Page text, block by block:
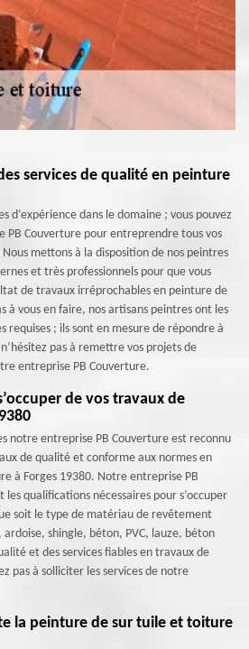
services de qualité en peinture
d’expérience dans le domaine ; vous pouvez
PB Couverture pour entreprendre tous vos
mettons à la disposition de nos peintres
et très professionnels pour que vous
de travaux irréprochables en peinture de
à vous en faire, nos artisans peintres ont les
requises ; ils sont en mesure de répondre à
pas à remettre vos projets de
entreprise PB Couverture.
de vos travaux de
notre entreprise PB Couverture est reconnu
de qualité et conforme aux normes en
à Forges 19380. Notre entreprise PB
qualifications nécessaires pour s’occuper
soit le type de matériau de revêtement
shingle, béton, PVC, lauze, béton
et des services fiables en travaux de
pas à solliciter les services de notre
la peinture de sur tuile et toiture